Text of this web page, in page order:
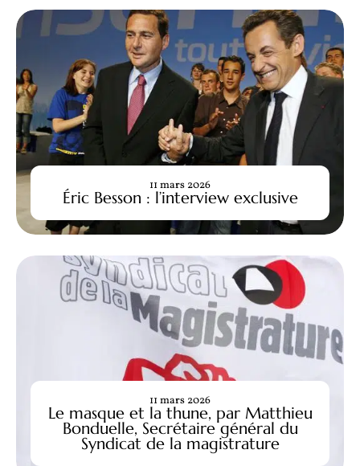
Éric Besson : l’interview exclusive
11 mars 2026
Le masque et la thune, par Matthieu
Bonduelle, Secrétaire général du
Syndicat de la magistrature
11 mars 2026